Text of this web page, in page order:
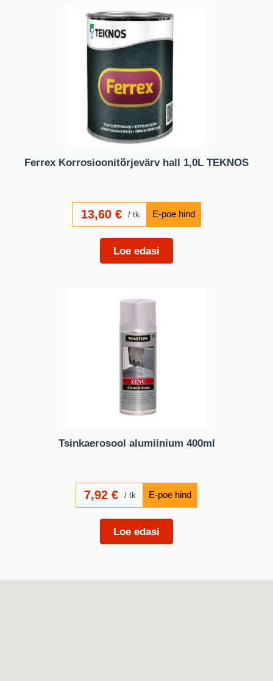
Ferrex Korrosioonitõrjevärv hall 1,0L TEKNOS
13,60 € tk
Loe edasi
Tsinkaerosool alumiinium 400ml
7,92€ tk
Loe edasi